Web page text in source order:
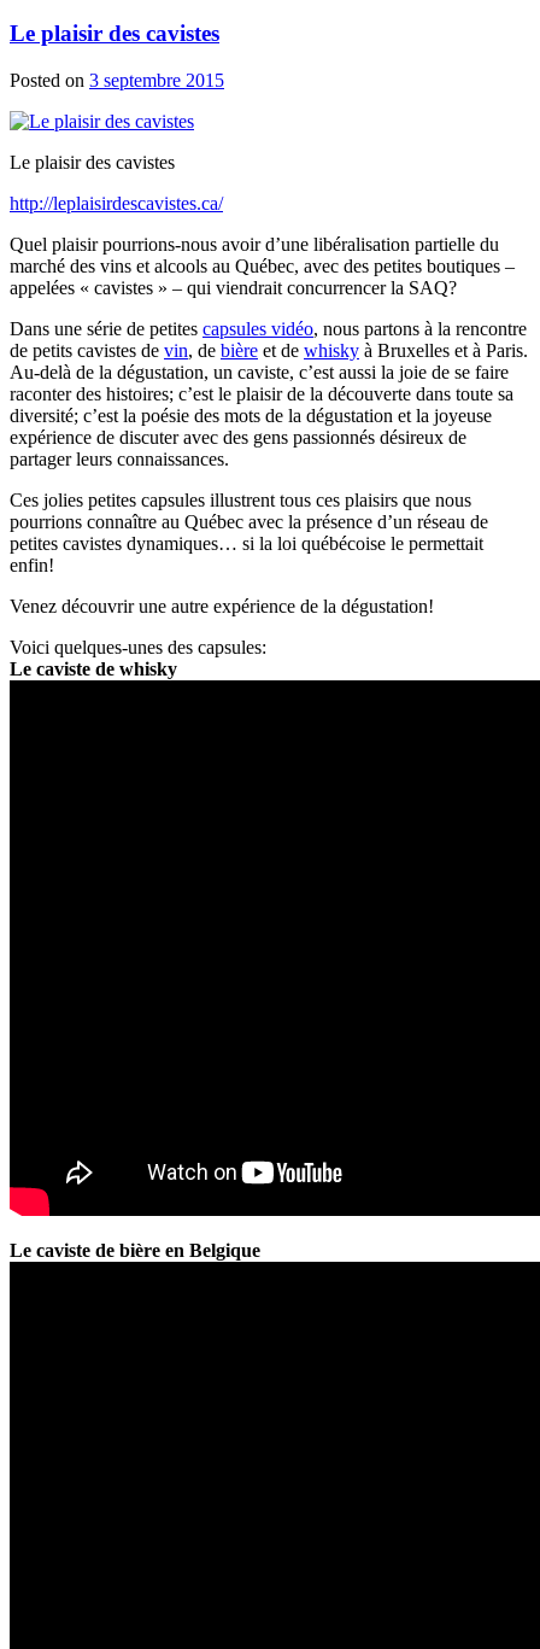
Le plaisir des cavistes
Posted on 3 septembre 2015
Le plaisir des cavistes
http://leplaisirdescavistes.ca/
Quel plaisir pourrions-nous avoir d’une libéralisation partielle du
marché des vins et alcools au Québec, avec des petites boutiques –
appelées « cavistes » – qui viendrait concurrencer la SAQ?
Dans une série de petites capsules vidéo, nous partons à la rencontre
de petits cavistes de vin, de bière et de whisky à Bruxelles et à Paris.
Au-delà de la dégustation, un caviste, c’est aussi la joie de se faire
raconter des histoires; c’est le plaisir de la découverte dans toute sa
diversité; c’est la poésie des mots de la dégustation et la joyeuse
expérience de discuter avec des gens passionnés désireux de
partager leurs connaissances.
Ces jolies petites capsules illustrent tous ces plaisirs que nous
pourrions connaître au Québec avec la présence d’un réseau de
petites cavistes dynamiques… si la loi québécoise le permettait
enfin!
Venez découvrir une autre expérience de la dégustation!
Voici quelques-unes des capsules:
Le caviste de whisky
Le caviste de bière en Belgique